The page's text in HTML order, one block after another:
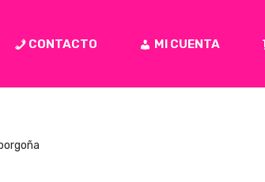
CONTACTO MI CUENTA